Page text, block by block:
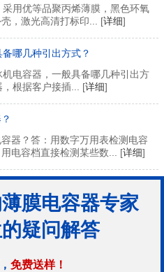
用优等品聚丙烯薄膜，黑色环氧
，激光高清打标印... [详细]
哪几种引出方式？
电容器，一般具备哪几种引出方
根据客户接插... [详细]
器？答：用数字万用表检测电容
电容档直接检测某些数... [详细]
膜电容器专家
疑问解答
免费送样！